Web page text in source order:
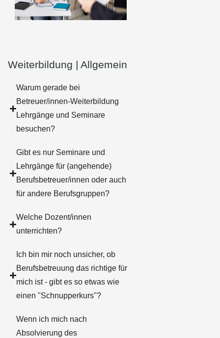
Weiterbildung | Allgemein
Warum gerade bei
Betreuer/innen-Weiterbildung
Lehrgänge und Seminare
besuchen?
Gibt es nur Seminare und
Lehrgänge für (angehende)
Berufsbetreuer/innen oder auch
für andere Berufsgruppen?
Welche Dozent/innen
unterrichten?
Ich bin mir noch unsicher, ob
Berufsbetreuung das richtige für
mich ist - gibt es so etwas wie
einen "Schnupperkurs"?
Wenn ich mich nach
Absolvierung des